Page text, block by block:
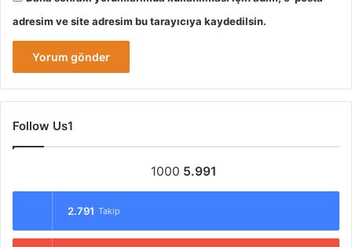
adresim ve site adresim bu tarayıcıya kaydedilsin.
Follow Us1
1000 5.991
2.791 Takip